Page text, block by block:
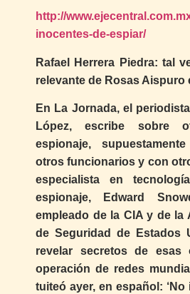
http://
inocentes-de-espiar/
Rafael Herrera Piedra: tal
relevante de Rosas Aispuro
En La Jornada, el
López, escribe sobre
espionaje,
otros funcionarios y con
especialista en
espionaje, Edward
empleado de la CIA y de la
de Seguridad de Estados
revelar secretos de
operación de redes
tuiteó ayer, en español: